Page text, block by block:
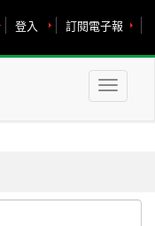
訂閱電子報
登入
Toggle